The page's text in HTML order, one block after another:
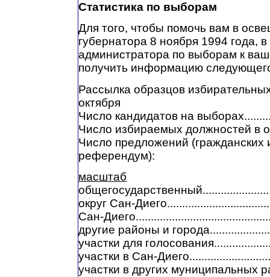
Статистика по выборам
Для того, чтобы помочь вам в
губернатора 8 ноября 1994 года,
администратора по выборам к
получить информацию
Рассылка образцов
октября
Число кандидатов на
Число избираемых должностей в
Число предложений (гражданских
референдум):
масштаб
округ Сан-
Сан-
другие районы и
участки для
участки в Сан-
участки в других муниципальных